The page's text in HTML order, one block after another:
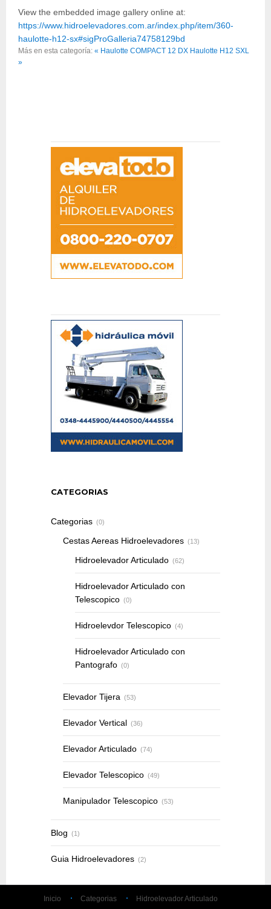
View the embedded image gallery online at:
https://www.hidroelevadores.com.ar/index.php/item/360-
haulotte-h12-sx#sigProGalleria74758129bd
Más en esta categoría: « Haulotte COMPACT 12 DX Haulotte H12 SXL
»
CATEGORIAS
Categorias (0)
Cestas Aereas Hidroelevadores (13)
Hidroelevador Articulado (62)
Hidroelevador Articulado con
Telescopico (0)
Hidroelevdor Telescopico (4)
Hidroelevador Articulado con
Pantografo (0)
Elevador Tijera (53)
Elevador Vertical (36)
Elevador Articulado (74)
Elevador Telescopico (49)
Manipulador Telescopico (53)
Blog (1)
Guia Hidroelevadores (2)
Inicio Categorias Hidroelevador Articulado